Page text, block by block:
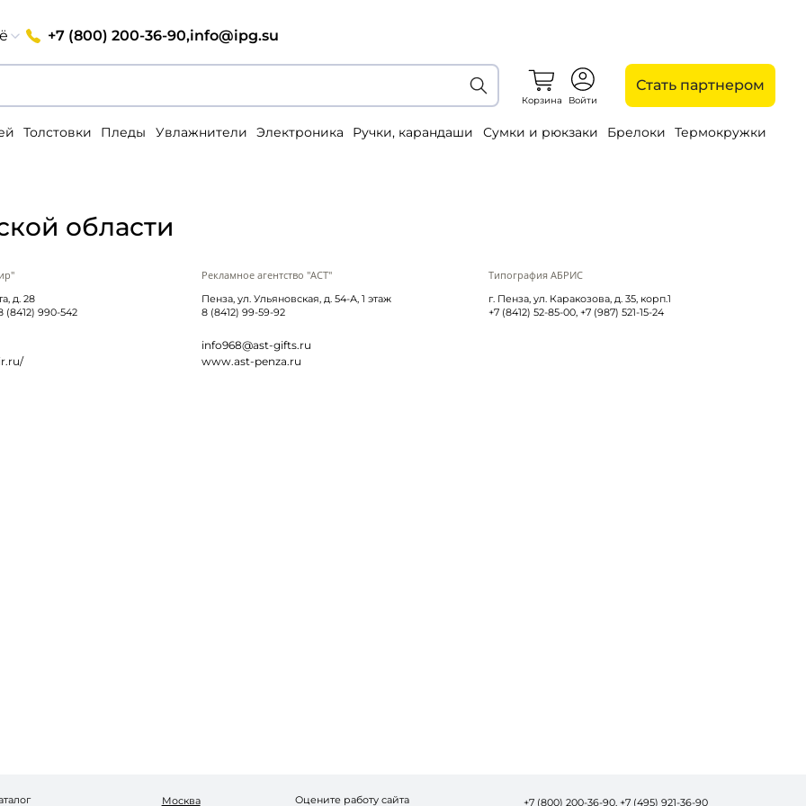
+7 (800) 200-36-90,info@ipg.su
Корзина Войти
Стать партнером
Толстовки Пледы Увлажнители Электроника Ручки, карандаши Сумки и рюкзаки Брелоки Термокружки
области
д. 28
(8412) 990-542
Рекламное агентство "АСТ"
Пенза, ул. Ульяновская, д. 54-А, 1 этаж
8 (8412) 99-59-92
info968@ast-gifts.ru
www.ast-penza.ru
Типография АБРИС
г. Пенза, ул. Каракозова, д. 35, корп.1
+7 (8412) 52-85-00, +7 (987) 521-15-24
Москва Оцените работу сайта +7 (800) 200-36-90, +7 (495) 921-36-90